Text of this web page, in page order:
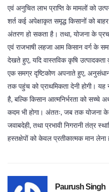
एवं अनुचित लाभ प्राप्ति के मामलों को
शर्त कई अपेक्षाकृत समृद्ध किसानों को
अंतरण हो सकता है। तथा, योजना के
एवं राजभाषी लहजा आम किसान वर्ग के
देखते हुए, यदि वास्तविक कृषि उत्पादकता
एक समग्र दृष्टिकोण अपनाते हुए,
तक पहुंच को प्राथमिकता देनी होगी।
है, बल्कि किसान आत्मनिर्भरता को सच्चे
कदम भी होगा। अंततः, जब तक योजना के
जवाबदेही, तथा प्रभावी निगरानी तंत्र
हस्तक्षेपों को केवल प्रतीकात्मक मान लेना
Paurush Singh